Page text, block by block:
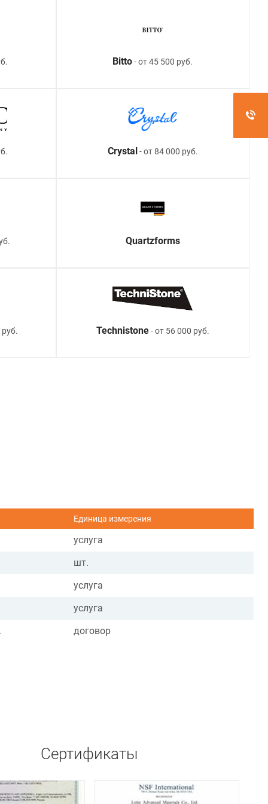
Bitto- от 45 500 руб.
Crystal - от 84 000 руб.
Quartzforms
Technistone- от 56 000 руб.
Единица измерения
услуга
шт.
услуга
услуга
договор
Сертификаты